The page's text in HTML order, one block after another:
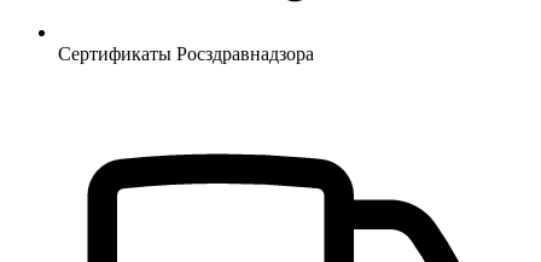
Сертификаты Росздравнадзора